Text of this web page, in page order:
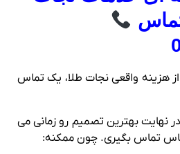
تماس
از هزینه واقعی نجات طلا، یک تماس
نهایت بهترین تصمیم رو زمانی می‌
تماس بگیری. چون ممکنه: